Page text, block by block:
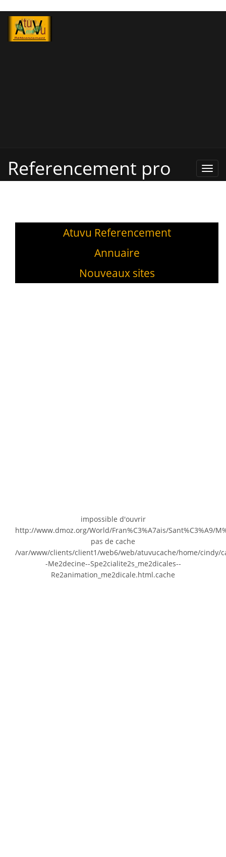
Pro,
Referencement pro
Atuvu Referencement
Annuaire
Nouveaux sites
impossible d'ouvrir
http://www.dmoz.org/World/Fran%C3%A7ais/Sant%C3%A9/
pas de cache
/var/www/clients/client1/web6/web/atuvucache/home/cindy/
-Me2decine--Spe2cialite2s_me2dicales--
Re2animation_me2dicale.html.cache